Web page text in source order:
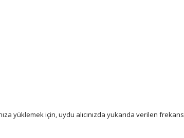
yüklemek için, uydu alıcınızda yukarıda verilen